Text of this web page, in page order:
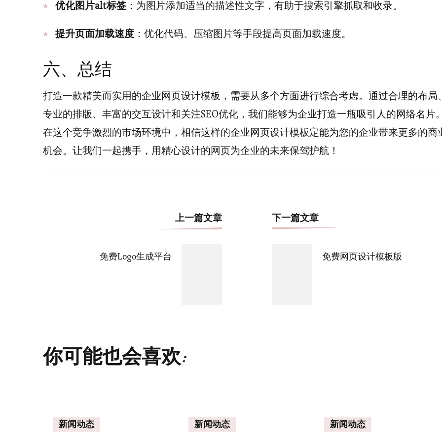
优化图片alt标签 ：为图片添加适当的描述性文字，有助于搜索引擎抓取和收录。
提升页面加载速度 ：优化代码、压缩图片等手段提高页面加载速度。
六、总结
打造一款精美而实用的企业网页设计模板，需要从多个方面进行综合考虑。通过合理的布局、
专业的排版、丰富的交互设计和关注SEO优化，我们能够为企业打造一瓶吸引人的网络名片。
在这个竞争激烈的市场环境中，相信这样的企业网页设计模板定能为您的企业带来更多的商
机会。让我们一起携手，用精心设计的网页为企业的未来保驾护航！
上一篇文章
免费Logo生成平台
下一篇文章
免费网页设计模板版
你可能也会喜欢:
新闻动态 新闻动态 新闻动态